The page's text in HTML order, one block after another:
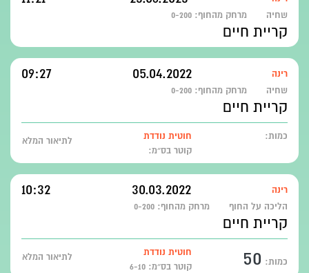
שחיה מרחק מהחוף: 0-200
קריית חיים
רינה 05.04.2022
09:27
שחיה מרחק מהחוף: 0-200
קריית חיים
כמות:
חוטית נודדת
קוטר בס״מ:
לתיאור המלא
רינה 30.03.2022
10:32
הליכה על החוף מרחק מהחוף: 0-200
קריית חיים
כמות: 50
חוטית נודדת
קוטר בס״מ: 6-10
לתיאור המלא